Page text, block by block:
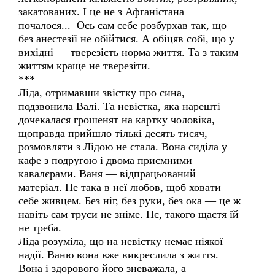
закатованих. І це не з Афганістана
почалося... Ось сам себе розбурхав так, що
без анестезії не обійтися. А обіцяв собі, що у
вихідні — тверезість норма життя. Та з таким
життям краще не тверезіти.
***
Ліда, отримавши звістку про сина,
подзвонила Валі. Та невістка, яка нарешті
дочекалася грошенят на картку чоловіка,
щоправда прийшло тількі десять тисяч,
розмовляти з Лідою не стала. Вона сиділа у
кафе з подругою і двома приємними
кавалєрами. Ваня — відпрацьований
матеріал. Не така в неї любов, щоб ховати
себе живцем. Без ніг, без руки, без ока — це ж
навіть сам труси не зніме. Нє, такого щастя їй
не треба.
Ліда розуміла, що на невістку немає ніякої
надії. Ваню вона вже викреслила з життя.
Вона і здорового його зневажала, а